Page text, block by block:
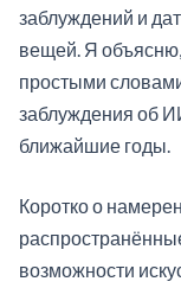
заблуждений и
вещей. Я объясню,
простыми
заблуждения об
ближайшие годы.
Коротко о
возможности